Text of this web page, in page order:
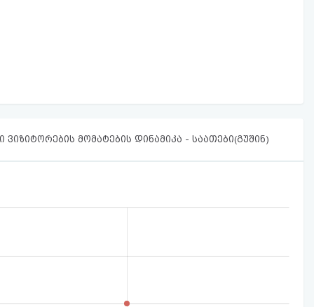
ვიზიტორების მომატების დინამიკა - საათები(გუშინ)